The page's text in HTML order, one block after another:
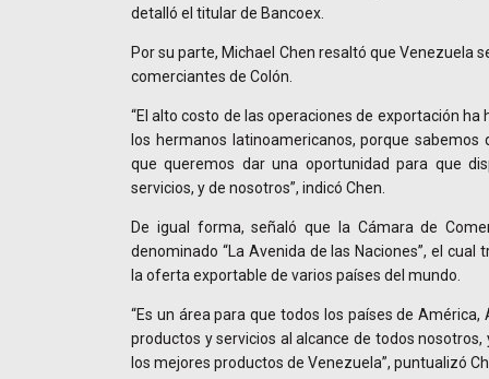
detalló el titular de Bancoex.
Por su parte, Michael Chen resaltó que Venezuela
comerciantes de Colón.
“El alto costo de las operaciones de exportación
los hermanos latinoamericanos, porque
que queremos dar una oportunidad para que
servicios, y de nosotros”, indicó Chen.
De igual forma, señaló que la Cámara de
denominado “La Avenida de las Naciones”, el cual
la oferta exportable de varios países del mundo.
“Es un área para que todos los países de
productos y servicios al alcance de todos
los mejores productos de Venezuela”, puntualizó